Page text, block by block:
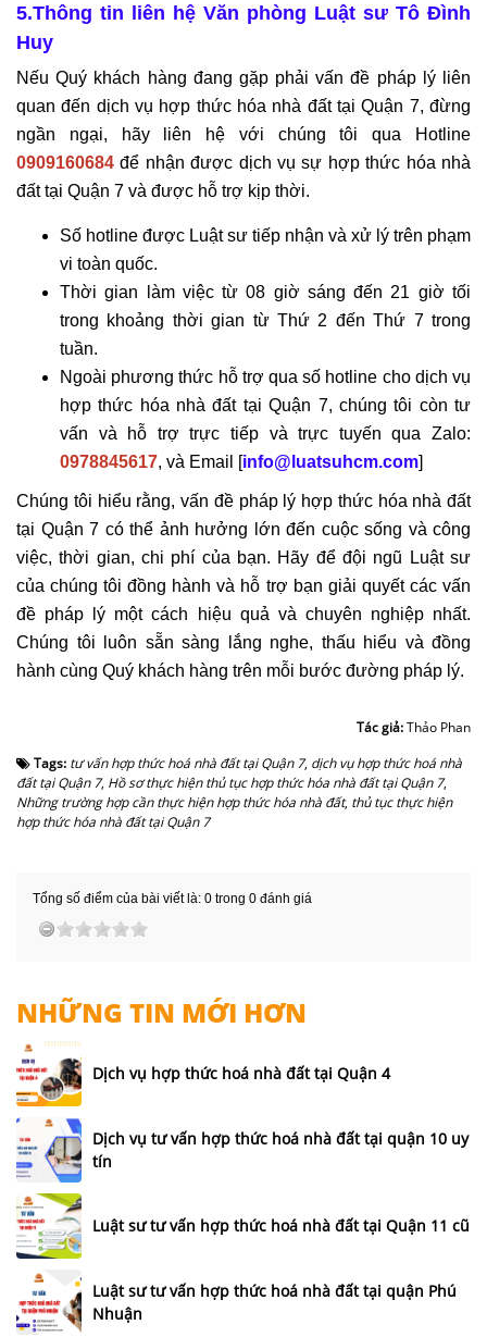
5.Thông tin liên hệ Văn phòng Luật sư Tô Đình
Huy
Nếu Quý khách hàng đang gặp phải vấn đề pháp lý liên
quan đến dịch vụ hợp thức hóa nhà đất tại Quận 7, đừng
ngần ngại, hãy liên hệ với chúng tôi qua Hotline
0909160684 để nhận được dịch vụ sự hợp thức hóa nhà
đất tại Quận 7 và được hỗ trợ kịp thời.
Số hotline được Luật sư tiếp nhận và xử lý trên phạm
vi toàn quốc.
Thời gian làm việc từ 08 giờ sáng đến 21 giờ tối
trong khoảng thời gian từ Thứ 2 đến Thứ 7 trong
tuần.
Ngoài phương thức hỗ trợ qua số hotline cho dịch vụ
hợp thức hóa nhà đất tại Quận 7, chúng tôi còn tư
vấn và hỗ trợ trực tiếp và trực tuyến qua Zalo:
0978845617, và Email [info@luatsuhcm.com]
Chúng tôi hiểu rằng, vấn đề pháp lý hợp thức hóa nhà đất
tại Quận 7 có thể ảnh hưởng lớn đến cuộc sống và công
việc, thời gian, chi phí của bạn. Hãy để đội ngũ Luật sư
của chúng tôi đồng hành và hỗ trợ bạn giải quyết các vấn
đề pháp lý một cách hiệu quả và chuyên nghiệp nhất.
Chúng tôi luôn sẵn sàng lắng nghe, thấu hiểu và đồng
hành cùng Quý khách hàng trên mỗi bước đường pháp lý.
Tác giả:Thảo Phan
Tags: tư vấn hợp thức hoá nhà đất tại Quận 7, dịch vụ hợp thức hoá nhà
đất tại Quận 7, Hồ sơ thực hiện thủ tục hợp thức hóa nhà đất tại Quận 7,
Những trường hợp cần thực hiện hợp thức hóa nhà đất, thủ tục thực hiện
hợp thức hóa nhà đất tại Quận 7
Tổng số điểm của bài viết là: 0 trong 0 đánh giá
NHỮNG TIN MỚI HƠN
Dịch vụ hợp thức hoá nhà đất tại Quận 4
Dịch vụ tư vấn hợp thức hoá nhà đất tại quận 10 uy
tín
Luật sư tư vấn hợp thức hoá nhà đất tại Quận 11 cũ
Luật sư tư vấn hợp thức hoá nhà đất tại quận Phú
Nhuận